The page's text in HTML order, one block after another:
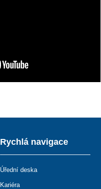
Rychlá navigace
Úřední deska
Kariéra